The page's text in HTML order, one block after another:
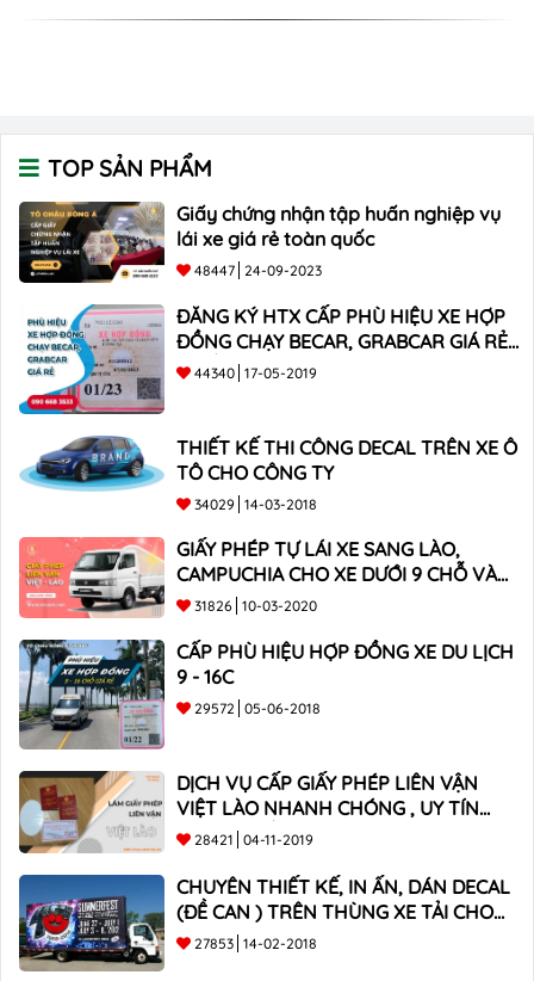
TOP SẢN PHẨM
Giấy chứng nhận tập huấn nghiệp vụ
lái xe giá rẻ toàn quốc
48447 24-09-2023
ĐĂNG KÝ HTX CẤP PHÙ HIỆU XE HỢP
ĐỒNG CHẠY BECAR, GRABCAR GIÁ RẺ
NHẤT
44340 17-05-2019
THIẾT KẾ THI CÔNG DECAL TRÊN XE Ô
TÔ CHO CÔNG TY
34029 14-03-2018
GIẤY PHÉP TỰ LÁI XE SANG LÀO,
CAMPUCHIA CHO XE DƯỚI 9 CHỖ VÀ
XE BÁN TẢI
31826 10-03-2020
CẤP PHÙ HIỆU HỢP ĐỒNG XE DU LỊCH
9 - 16C
29572 05-06-2018
DỊCH VỤ CẤP GIẤY PHÉP LIÊN VẬN
VIỆT LÀO NHANH CHÓNG , UY TÍN
TOÀN QUỐC
28421 04-11-2019
CHUYÊN THIẾT KẾ, IN ẤN, DÁN DECAL
(ĐỀ CAN ) TRÊN THÙNG XE TẢI CHO
CÔNG TY
27853 14-02-2018